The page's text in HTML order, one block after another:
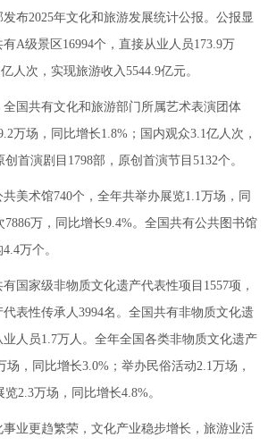
布2025年文化和旅游发展统计公报。公报显
A级景区16994个，直接从业人员173.9万
人次，实现旅游收入5544.9亿元。
全国共有文化和旅游部门所属艺术表演团体
万场，同比增长1.8%；国内观众3.1亿人次，
首演剧目1798部，原创首演节目5132个。
美术馆740个，全年共举办展览1.1万场，同
7886万，同比增长9.4%。全国共有公共图书馆
万个。
国家级非物质文化遗产代表性项目1557项，
表性传承人3994名。全国共有非物质文化遗
业人员1.7万人。全年全国各类非物质文化遗产
场，同比增长3.0%；举办民俗活动2.1万场，
2.3万场，同比增长4.8%。
事业更趋繁荣，文化产业稳步增长，旅游业活